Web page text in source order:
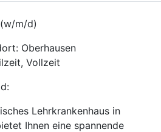
m/d)
Oberhausen
Vollzeit
Lehrkrankenhaus in
Ihnen eine spannende